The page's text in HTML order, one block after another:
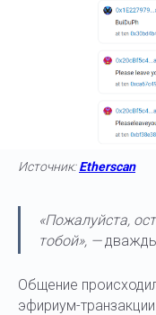
Источник:Etherscan
«Пожалуйста,
тобой», —
Общение
эфириум-